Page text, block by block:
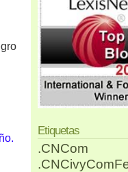
Etiquetas
.CNCom